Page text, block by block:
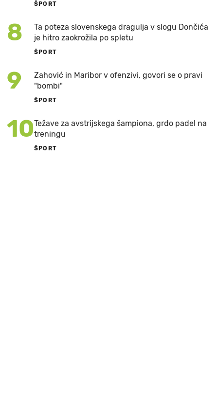
ŠPORT
8
Ta poteza slovenskega dragulja v slogu Dončića
je hitro zaokrožila po spletu
ŠPORT
9
Zahović in Maribor v ofenzivi, govori se o pravi
"bombi"
ŠPORT
10Težave za avstrijskega šampiona, grdo padel na
treningu
ŠPORT